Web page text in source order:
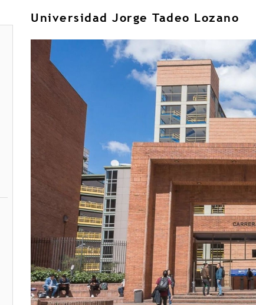
Universidad Jorge Tadeo Lozano